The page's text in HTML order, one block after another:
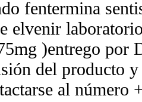
fentermina
elvenir
)entrego por
del producto
al número